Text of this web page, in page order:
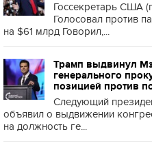
Госсекретарь США
Голосовал против
на $61 млрд Говорил,...
Трамп выдвинул
генерального
позицией против
Следующий
объявил о выдвижении
на должность ге...